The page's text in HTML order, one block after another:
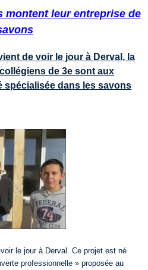
montent leur entreprise de
de voir le jour à Derval, la
de 3e sont aux
spécialisée dans les savons
le jour à Derval. Ce projet est né
professionnelle » proposée au